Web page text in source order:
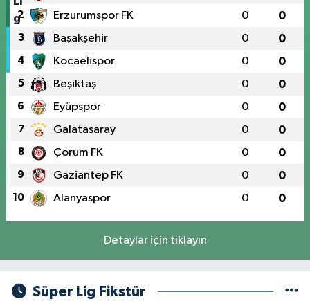
2 Erzurumspor FK 0 0
3 Başakşehir 0 0
4 Kocaelispor 0 0
5 Beşiktaş 0 0
6 Eyüpspor 0 0
7 Galatasaray 0 0
8 Çorum FK 0 0
9 Gaziantep FK 0 0
10 Alanyaspor 0 0
Detaylar için tıklayın
Süper Lig Fikstür